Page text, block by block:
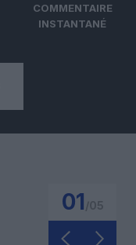
COMMENTAIRE
INSTANTANÉ
01